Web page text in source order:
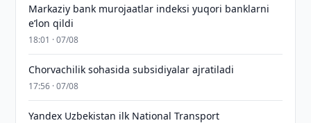
Markaziy bank murojaatlar indeksi yuqori banklarni
eʼlon qildi
18:01 · 07/08
Chorvachilik sohasida subsidiyalar ajratiladi
17:56 · 07/08
Yandex Uzbekistan ilk National Transport